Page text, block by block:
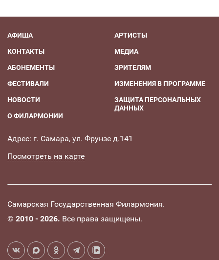
АФИША
КОНТАКТЫ
АБОНЕМЕНТЫ
ФЕСТИВАЛИ
НОВОСТИ
О ФИЛАРМОНИИ
АРТИСТЫ
МЕДИА
ЗРИТЕЛЯМ
ИЗМЕНЕНИЯ В ПРОГРАММЕ
ЗАЩИТА ПЕРСОНАЛЬНЫХ
ДАННЫХ
Адрес: г. Самара, ул. Фрунзе д.141
Посмотреть на карте
Самарская Государственная Филармония.
© 2010 - 2026. Все права защищены.